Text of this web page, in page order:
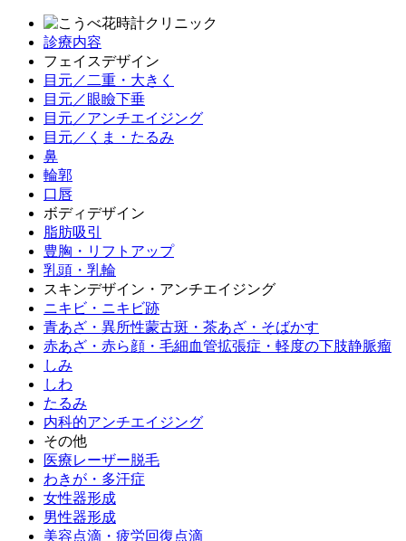
診療内容
フェイスデザイン
目元／二重・大きく
目元／眼瞼下垂
目元／アンチエイジング
目元／くま・たるみ
鼻
輪郭
口唇
ボディデザイン
脂肪吸引
豊胸・リフトアップ
乳頭・乳輪
スキンデザイン・アンチエイジング
ニキビ・ニキビ跡
青あざ・異所性蒙古斑・茶あざ・そばかす
赤あざ・赤ら顔・毛細血管拡張症・軽度の下肢静脈瘤
しみ
しわ
たるみ
内科的アンチエイジング
その他
医療レーザー脱毛
わきが・多汗症
女性器形成
男性器形成
美容点滴・疲労回復点滴